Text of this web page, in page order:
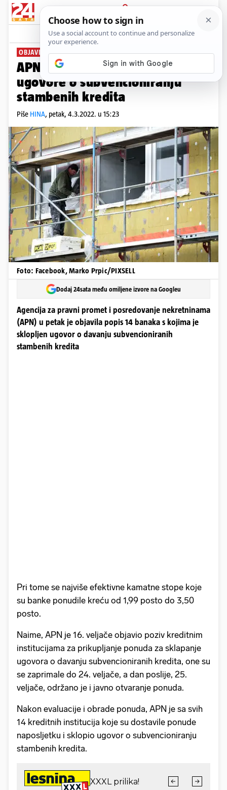
PRIJAVA
News Komentari
OBJAVILI POPIS
APN je sa 14 banaka sklopio
ugovore o subvencioniranju
stambenih kredita
Piše HINA, petak, 4.3.2022. u 15:23
Foto: Facebook, Marko Prpic/PIXSELL
Dodaj 24sata među omiljene izvore na Googleu
Agencija za pravni promet i posredovanje nekretninama
(APN) u petak je objavila popis 14 banaka s kojima je
sklopljen ugovor o davanju subvencioniranih
stambenih kredita
Pri tome se najviše efektivne kamatne stope koje
su banke ponudile kreću od 1,99 posto do 3,50
posto.
Naime, APN je 16. veljače objavio poziv kreditnim
institucijama za prikupljanje ponuda za sklapanje
ugovora o davanju subvencioniranih kredita, one su
se zaprimale do 24. veljače, a dan poslije, 25.
veljače, održano je i javno otvaranje ponuda.
Nakon evaluacije i obrade ponuda, APN je sa svih
14 kreditnih institucija koje su dostavile ponude
naposljetku i sklopio ugovor o subvencioniranju
stambenih kredita.